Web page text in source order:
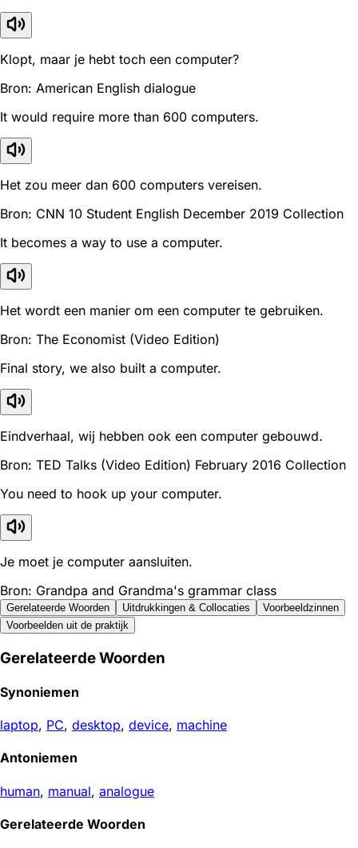
Klopt, maar je hebt toch een computer?
Bron: American English dialogue
It would require more than 600 computers.
Het zou meer dan 600 computers vereisen.
Bron: CNN 10 Student English December 2019 Collection
It becomes a way to use a computer.
Het wordt een manier om een computer te gebruiken.
Bron: The Economist (Video Edition)
Final story, we also built a computer.
Eindverhaal, wij hebben ook een computer gebouwd.
Bron: TED Talks (Video Edition) February 2016 Collection
You need to hook up your computer.
Je moet je computer aansluiten.
Bron: Grandpa and Grandma's grammar class
Gerelateerde Woorden Uitdrukkingen & Collocaties
Voorbeeldzinnen
Voorbeelden uit de praktijk
Gerelateerde Woorden
Synoniemen
laptop, PC, desktop, device, machine
Antoniemen
human, manual, analogue
Gerelateerde Woorden